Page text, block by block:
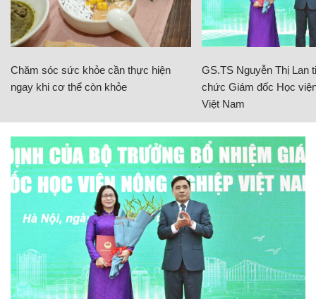
Chăm sóc sức khỏe cần thực hiện
ngay khi cơ thể còn khỏe
GS.TS Nguyễn Thị Lan
chức Giám đốc Học
Việt Nam